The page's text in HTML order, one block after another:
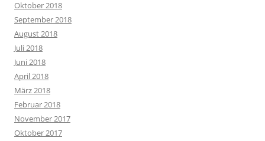
Oktober 2018
September 2018
August 2018
Juli 2018
Juni 2018
April 2018
März 2018
Februar 2018
November 2017
Oktober 2017